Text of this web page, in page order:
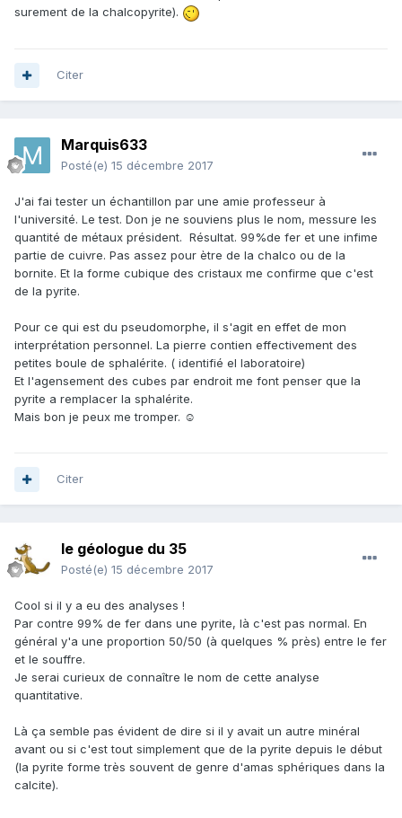
surement de la chalcopyrite).
Citer
Marquis633
Posté(e) 15 décembre 2017
J'ai fai tester un échantillon par une amie professeur à
l'université. Le test. Don je ne souviens plus le nom, messure les
quantité de métaux président. Résultat. 99%de fer et une infime
partie de cuivre. Pas assez pour ètre de la chalco ou de la
bornite. Et la forme cubique des cristaux me confirme que c'est
de la pyrite.
Pour ce qui est du pseudomorphe, il s'agit en effet de mon
interprétation personnel. La pierre contien effectivement des
petites boule de sphalérite. ( identifié el laboratoire)
Et l'agensement des cubes par endroit me font penser que la
pyrite a remplacer la sphalérite.
Mais bon je peux me tromper. ☺
Citer
le géologue du 35
Posté(e) 15 décembre 2017
Cool si il y a eu des analyses !
Par contre 99% de fer dans une pyrite, là c'est pas normal. En
général y'a une proportion 50/50 (à quelques % près) entre le fer
et le souffre.
Je serai curieux de connaître le nom de cette analyse
quantitative.
Là ça semble pas évident de dire si il y avait un autre minéral
avant ou si c'est tout simplement que de la pyrite depuis le début
(la pyrite forme très souvent de genre d'amas sphériques dans la
calcite).